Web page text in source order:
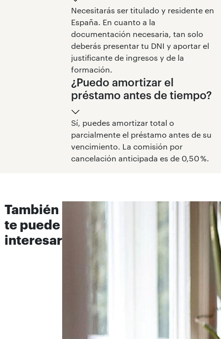
Necesitarás ser titulado y residente en
España. En cuanto a la
documentación necesaria, tan solo
deberás presentar tu DNI y aportar el
justificante de ingresos y de la
formación.
¿Puedo amortizar el
préstamo antes de tiempo?
Sí, puedes amortizar total o
parcialmente el préstamo antes de su
vencimiento. La comisión por
cancelación anticipada es de 0,50 %.
También
te puede
interesar